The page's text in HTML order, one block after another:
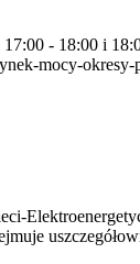
- 18:00 i
mocy-